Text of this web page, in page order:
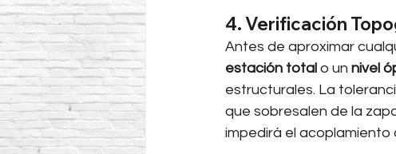
4. Verificación
Antes de aproximar
estación total o un nivel
estructurales. La
que sobresalen de la
impedirá el